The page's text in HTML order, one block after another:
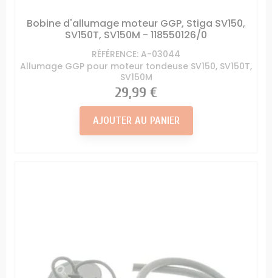
Bobine d'allumage moteur GGP, Stiga SV150,
SV150T, SV150M - 118550126/0
RÉFÉRENCE: A-03044
Allumage GGP pour moteur tondeuse SV150, SV150T,
SV150M
Prix
29,99 €
AJOUTER AU PANIER